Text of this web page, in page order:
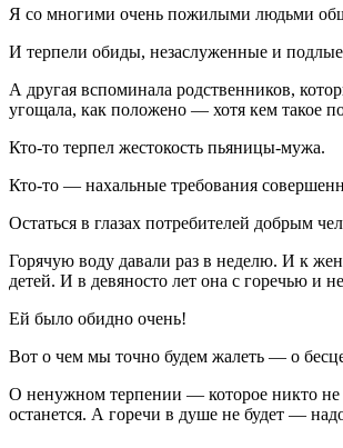
Я со многими очень пожилыми людьми
И терпели обиды, незаслуженные и
А другая вспоминала родственников,
угощала, как положено — хотя кем такое
Кто-то терпел жестокость пьяницы-мужа.
Кто-то — нахальные требования
Остаться в глазах потребителей добрым
Горячую воду давали раз в неделю. И к
детей. И в девяносто лет она с горечью и
Ей было обидно очень!
Вот о чем мы точно будем жалеть — о
О ненужном терпении — которое никто не
останется. А горечи в душе не будет —